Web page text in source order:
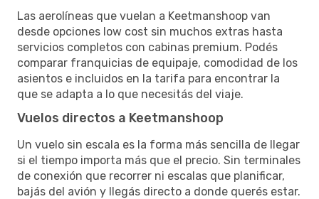
Las aerolíneas que vuelan a Keetmanshoop van
desde opciones low cost sin muchos extras hasta
servicios completos con cabinas premium. Podés
comparar franquicias de equipaje, comodidad de los
asientos e incluidos en la tarifa para encontrar la
que se adapta a lo que necesitás del viaje.
Vuelos directos a Keetmanshoop
Un vuelo sin escala es la forma más sencilla de llegar
si el tiempo importa más que el precio. Sin terminales
de conexión que recorrer ni escalas que planificar,
bajás del avión y llegás directo a donde querés estar.